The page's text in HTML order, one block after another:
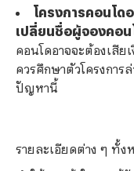
โครงการคอนโดอ
เปลี่ยนชื่อผู้จองคอน
คอนโดอาจจะต้องเสี
ควรศึกษาตัวโครงการ
ปัญหานี้
รายละเอียดต่าง ๆ ทั้ง